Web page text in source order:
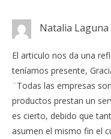
Natalia Laguna
El articulo nos da una
teníamos presente,
¨Todas las empresas
productos prestan un
es cierto, debido que
asumen el mismo fin el